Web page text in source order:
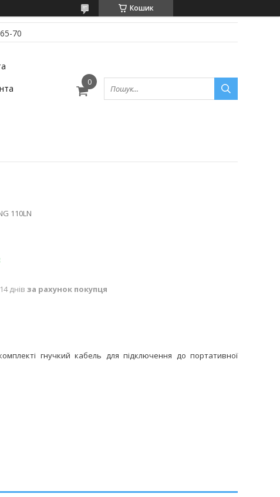
Кошик
70
110LN
днів за рахунок покупця
гнучкий кабель для підключення до портативної